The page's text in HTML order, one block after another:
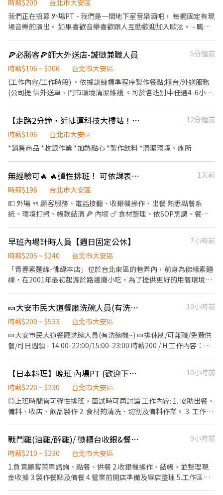
的好夥伴✦ 💁🏻‍♀️《工作內容》 ○顧客服務：帶位、收送餐、收銀、
介紹等基本接待 ○準備餐盤、餐盒 ○簡易小菜備料與甜點飲料製作
○完成主管交付事項 ○營業前後衛生、食安、環境安全執行與維護
班。 🧚🏻‍♀️《福利》 ❖考核調薪（認真，用力給） ❖員工制服（暖時
尚） ❖免費供餐（只胖不瘦） ❖尾牙 ❖員購優惠 ❖春節店休 ❖不
獎金300～1600元 ❖每月業績達成獎金，業績衝越高拿越多 ❖任職
滿半年生日禮金 ❖春節紅包 ❖介紹獎金 -短期勿試-
時薪$200
台北市大安區
我們正在招募 外場PT - 我們是一間地下室音樂酒吧， 每週固定有現
場音樂的演出。 如果喜歡音樂喜歡跟人互動歡迎加入歐泫。 - 職
力與服務態度，協助營業前場地準備、營業中顧客服務。 - / 英文不
錯有加分喔 / 彈性排班，讓工作與生活更好平衡 如果你對這份工作
有興趣，歡迎加入！
🍕必勝客🍕師大外送店-誠徵兼職人員
5分鐘前
時薪$196 ~ $206
台北市大安區
(工作內容/工作時段) 。依據訓練標準程序製作餐點;櫃台/外送服務
(公司提 供外送車、門市環境清潔維護 。可於各班別中任選4-6小時
每小時40元(晉升幹部後 健檢:任職滿一年起,公司提供年度健檢照顧
你 的健康 保險:除勞、健、勞退外,公司更為你投保團保 維護你的安
全 員工用餐折扣:每月任職滿50小時,即享有乙次 員工折扣優惠85折
我們提供你福利禮券 好好與家人歡慶 你旅遊我贊助,每年職福會提供
你旅遊津貼好 好享受幸福人生 詳細工作時間於面試時告知
【走路2分鐘，近捷運科技大樓站！】星巴克興和門市，徵早、中、晚班PT
12分鐘前
時薪$196
台北市大安區
*銷售商品 *收銀作業 *加熱點心 *製作飲料 *清潔環境、廁所
無經驗可🔥 🔥彈性排班！ 可依課表排班！ 歡迎二度就業！
1天前
時薪$196
台北市大安區
💵 外場 🍴 顧客服務、電話接聽、收銀機操作、出餐 熟悉點餐系
統、環境打掃、帳款結清 🍕 內場 🍗 食材整理、依SOP烹調、餐具
經驗可。
早班內場計時人員【週日固定公休】
7小時前
時薪$205 ~ $240
台北市大安區
「青春素麵線-佛緣本店」位於台北東區的巷弄內，前身為佛緣素麵
線，在2001年最初起源於路邊攤小吃，為了提供更好的用餐環境，
種食材。 ．負責清理工作環境、設備和餐具。 ．準備不同餐點所需
要的食材。 ．協助測量食材的容量與重量。 ．輪流協助洗碗。 ．協
助出餐、收送餐。 員工福利： 享健勞保 勞退提撥6% 供餐 績效獎金
週日固定公休 春節休假 ***非誠勿試***
🍬大安市民大道餐廳洗碗人員(有洗碗機~)🍬排休制/可兼職/免費供餐/可日週領
10小時前
時薪$200 ~ $533
台北市大安區
🍬大安市民大道餐廳洗碗人員(有洗碗機~) 🍬排休制/可兼職/免費供
餐/可日週領 - 14:00-22:00/15:00-23:00 時薪200 / H 工作內容：餐
6% 團保‼️ 🔥立即報名🆔@917fuojp 晴's
賴:https://lin.ee/aMcv7DU
【日本料理】晚班 內場PT (歡迎下班.課兼職)
10小時前
時薪$220 ~ $230
台北市大安區
◎上班時間皆可彈性排班，面試時可再討論 工作內容: 1. 協助出餐、
備料、收店、飲品製作 2. 食材的清洗、切割及備料作業。 3. 工作環
｜提升日文｜完整教育訓練
戰鬥雞(油雞/醉雞)/ 徵櫃台收銀&餐廚計時人員(時間彈性可談)
9小時前
時薪$210 ~ $230
台北市大安區
1.負責顧客菜單諮詢、點餐、供餐 2.收銀機操作、結帳，並整理現
金收據 3.製作餐點及備餐 4.營業前開店準備及畢店整理 5.工作區域